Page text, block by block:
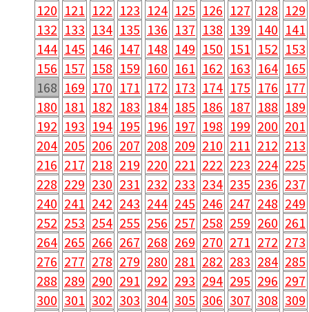
120 121 122 123 124 125 126 127 128 129
132 133 134 135 136 137 138 139 140 141
144 145 146 147 148 149 150 151 152 153
156 157 158 159 160 161 162 163 164 165
168 169 170 171 172 173 174 175 176 177
180 181 182 183 184 185 186 187 188 189
192 193 194 195 196 197 198 199 200 201
204 205 206 207 208 209 210 211 212 213
216 217 218 219 220 221 222 223 224 225
228 229 230 231 232 233 234 235 236 237
240 241 242 243 244 245 246 247 248 249
252 253 254 255 256 257 258 259 260 261
264 265 266 267 268 269 270 271 272 273
276 277 278 279 280 281 282 283 284 285
288 289 290 291 292 293 294 295 296 297
300 301 302 303 304 305 306 307 308 309